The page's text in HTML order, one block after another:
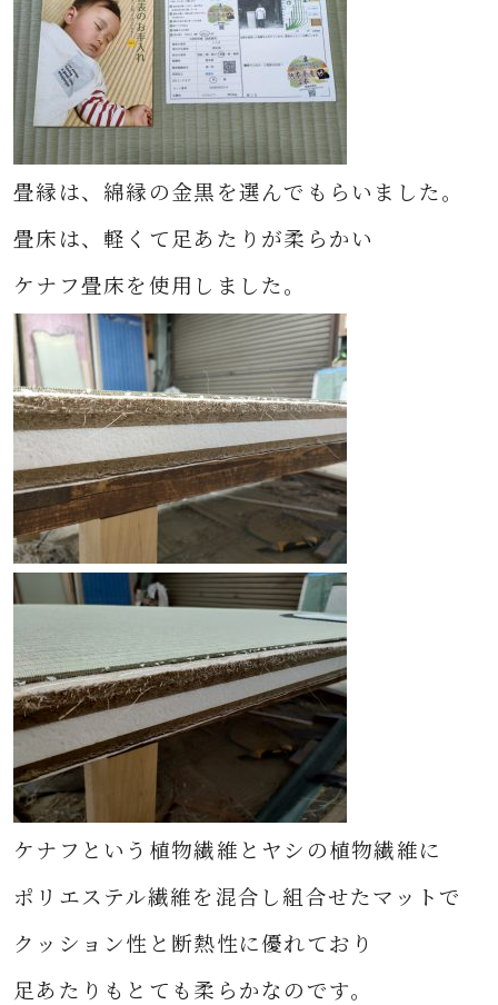
畳縁は、綿縁の金黒を選んでもらいました。
畳床は、軽くて足あたりが柔らかい
ケナフ畳床を使用しました。
ケナフという植物繊維とヤシの植物繊維に
ポリエステル繊維を混合し組合せたマットで
クッション性と断熱性に優れており
足あたりもとても柔らかなのです。